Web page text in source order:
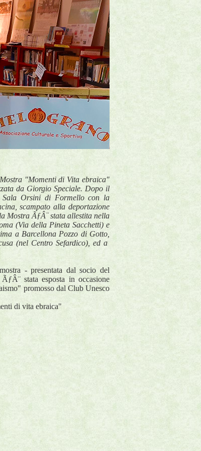
"Momenti di Vita ebraica"
da Giorgio Speciale. Dopo il
Sala Orsini di Formello con la
scampato alla deportazione
Mostra ÃƒÂ¨ stata allestita nella
(Via della Pineta Sacchetti) e
a Barcellona Pozzo di Gotto,
(nel Centro Sefardico), ed a
- presentata dal socio del
stata esposta in occasione
promosso dal Club Unesco
di vita ebraica"